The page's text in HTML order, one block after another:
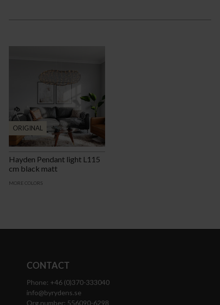
ORIGINAL
Hayden Pendant light L115
cm black matt
MORE COLORS
CONTACT
Phone: +46 (0)370-333040
info@byrydens.se
Org.number: 556090-6298